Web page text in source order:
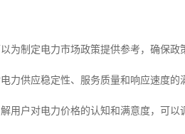
为制定电力市场政策提供参考，确保政
电力供应稳定性、服务质量和响应速度
用户对电力价格的认知和满意度，可以